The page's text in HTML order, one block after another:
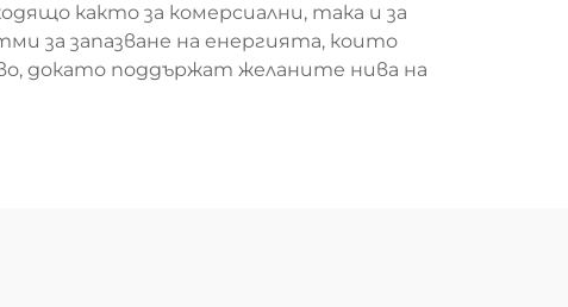
както за комерсиални, така и за
за запазване на енергията, които
докато поддържат желаните нива на